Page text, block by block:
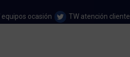
equipos ocasión TW atención cliente